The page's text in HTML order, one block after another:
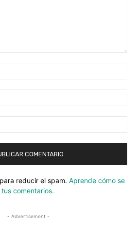
reducir el spam. Aprende cómo se
comentarios.
- Advertisement -